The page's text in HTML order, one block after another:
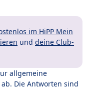
im HiPP Mein
und deine Club-
allgemeine
Die Antworten sind